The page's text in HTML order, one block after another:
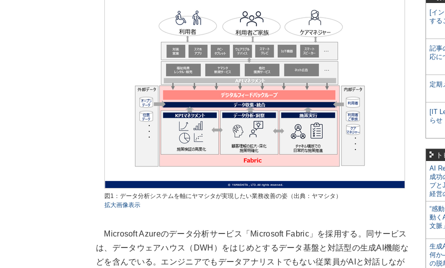
図1：データ分析システムを軸にヤマシタが実現したい業務改善の姿（出典：ヤマシタ）
拡大画像表示
Microsoft Azureのデータ分析サービス「Microsoft Fabric」を採用する。同サービス
は、データウェアハウス（DWH）をはじめとするデータ基盤と対話型の生成AI機能な
どを含んでいる。エンジニアでもデータアナリストでもない従業員がAIと対話しなが
[イ
する
記事
応に
定期
[IT
らせ
AI
成功
プと
経営
“感
動く
文脈
生成
何か
の脱